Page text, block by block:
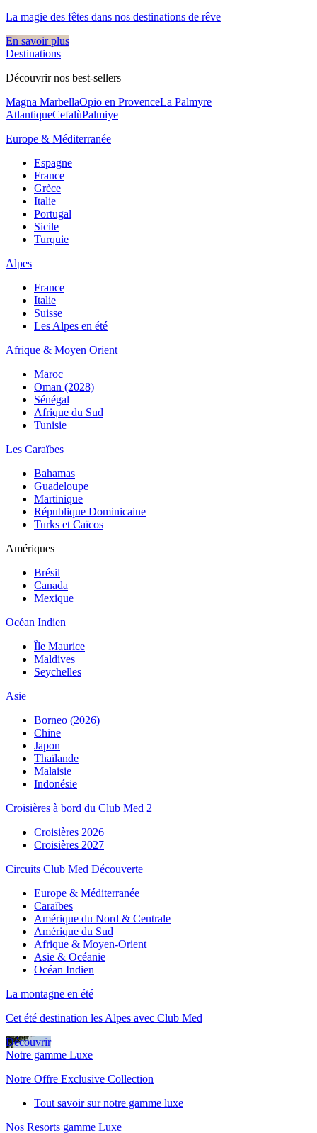
La magie des fêtes dans nos destinations de rêve​
En savoir plus
Destinations
Découvrir nos best-sellers
Magna MarbellaOpio en ProvenceLa Palmyre
AtlantiqueCefalùPalmiye
Europe & Méditerranée
Espagne
France
Grèce
Italie
Portugal
Sicile
Turquie
Alpes
France
Italie
Suisse
Les Alpes en été
Afrique & Moyen Orient
Maroc
Oman (2028)
Sénégal
Afrique du Sud
Tunisie
Les Caraïbes
Bahamas
Guadeloupe
Martinique
République Dominicaine
Turks et Caïcos
Amériques
Brésil
Canada
Mexique
Océan Indien
Île Maurice
Maldives
Seychelles
Asie
Borneo (2026)
Chine
Japon
Thaïlande
Malaisie
Indonésie
Croisières à bord du Club Med 2
Croisières 2026
Croisières 2027
Circuits Club Med Découverte
Europe & Méditerranée
Caraïbes
Amérique du Nord & Centrale
Amérique du Sud
Afrique & Moyen-Orient
Asie & Océanie
Océan Indien
La montagne en été
Cet été destination les Alpes avec Club Med
Découvrir
Notre gamme Luxe
Notre Offre Exclusive Collection
Tout savoir sur notre gamme luxe
Nos Resorts gamme Luxe